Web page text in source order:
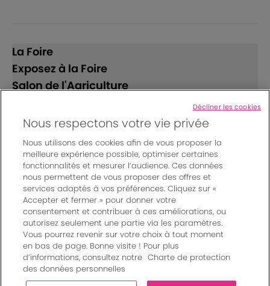
La Foire
Exposez à la Foire
Salon de l'Agriculture
Suivez-nous
© Bordeaux Events And More | Rue Jean Samazeuilh - CS
20088 - 33070 Bordeaux cedex - France
Mentions légales|
Règlement général des manifestations
Un événement organisé par Bordeaux Events And More
Charte de protection des données personnelles
Nous respectons votre vie privée
Nous utilisons des cookies afin de vous proposer la
meilleure expérience possible, optimiser certaines
fonctionnalités et mesurer l’audience. Ces données
nous permettent de vous proposer des offres et
services adaptés à vos préférences. Cliquez sur «
Accepter et fermer » pour donner votre
consentement et contribuer à ces améliorations, ou
autorisez seulement une partie via les paramètres.
Vous pourrez revenir sur votre choix à tout moment
en bas de page. Bonne visite ! Pour plus
d’informations, consultez notre Charte de protection
des données personnelles
Décliner les cookies